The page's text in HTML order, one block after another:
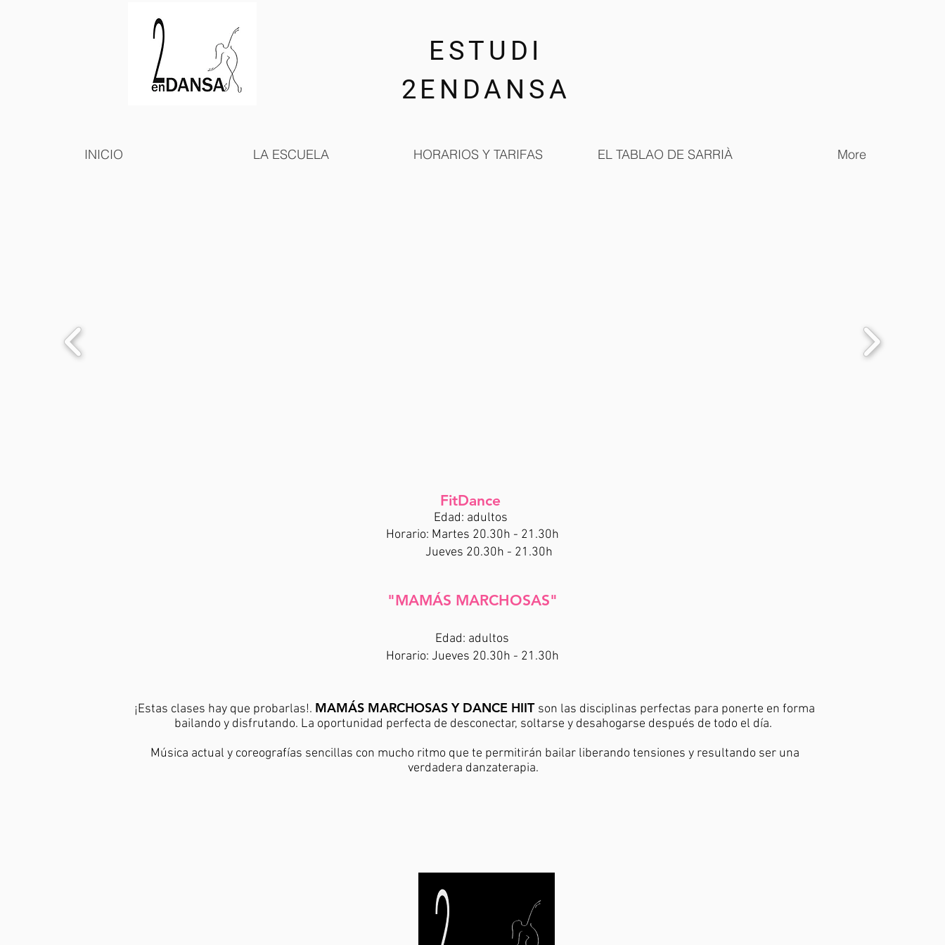
ESTUDI
2ENDANSA
INICIO LA ESCUELA HORARIOS Y TARIFAS EL TABLAO DE SARRIÀ More
FitDance
Edad: adultos
Horario: Martes 20.30h - 21.30h
Jueves 20.30h - 21.30h
"MAMÁS MARCHOSAS"
Edad: adultos
Horario: Jueves 20.30h - 21.30h
¡Estas clases hay que probarlas!. MAMÁS MARCHOSAS Y DANCE HIIT son las disciplinas perfectas para ponerte en forma
bailando y disfrutando. La oportunidad perfecta de desconectar, soltarse y desahogarse después de todo el día.
Música actual y coreografías sencillas con mucho ritmo que te permitirán bailar liberando tensiones y resultando ser una
verdadera danzaterapia.